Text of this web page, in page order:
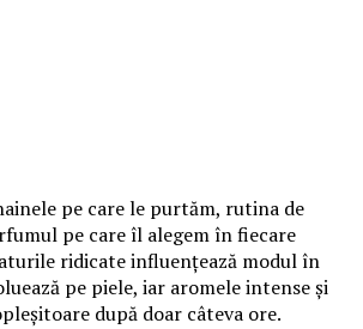
pe care le purtăm, rutina de
pe care îl alegem în fiecare
ridicate influențează modul în
pe piele, iar aromele intense și
după doar câteva ore.